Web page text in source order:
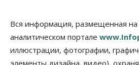
Бизнес
Союз продавцов
обратился в правительство РФ
08 Августа 2026, 10:00
Вся информация, размещенная
аналитическом портале
иллюстрации, фотографии,
элементы дизайна, видео),